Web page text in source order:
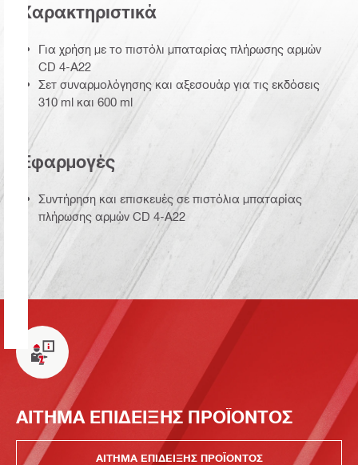
Χαρακτηριστικά
Για χρήση με το πιστόλι μπαταρίας πλήρωσης αρμών
CD 4-Α22
Σετ συναρμολόγησης και αξεσουάρ για τις εκδόσεις
310 ml και 600 ml
Εφαρμογές
Συντήρηση και επισκευές σε πιστόλια μπαταρίας
πλήρωσης αρμών CD 4-A22
ΑΙΤΗΜΑ ΕΠΙΔΕΙΞΗΣ ΠΡΟΪΟΝΤΟΣ
ΑΙΤΗΜΑ ΕΠΙΔΕΙΞΗΣ ΠΡΟΪΟΝΤΟΣ